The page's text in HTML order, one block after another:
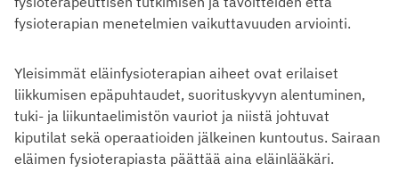
fysioterapian menetelmien vaikuttavuuden arviointi.
Yleisimmät eläinfysioterapian aiheet ovat erilaiset
liikkumisen epäpuhtaudet, suorituskyvyn alentuminen,
tuki- ja liikuntaelimistön vauriot ja niistä johtuvat
kiputilat sekä operaatioiden jälkeinen kuntoutus. Sairaan
eläimen fysioterapiasta päättää aina eläinlääkäri.